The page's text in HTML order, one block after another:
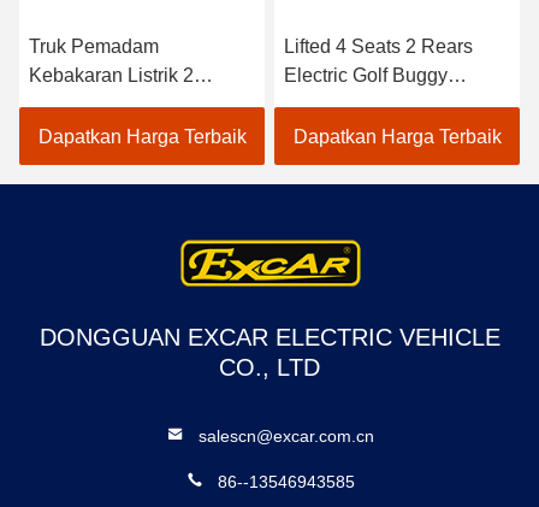
Truk Pemadam
Kebakaran Listrik 2
Tempat CE Disetujui
Dengan Baterai Trojan
Mobil Golf Listrik
Dapatkan Harga Terbaik
Lifted 4 Seats 2 Rears
Electric Golf Buggy
Lithium Battery
Accessories
Customizable
Dapatkan Harga Terbaik
DONGGUAN EXCAR ELECTRIC VEHICLE
CO., LTD
salescn@excar.com.cn
86--13546943585